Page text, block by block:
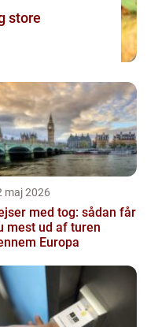
store
maj 2026
med tog: sådan får
mest ud af turen
Europa